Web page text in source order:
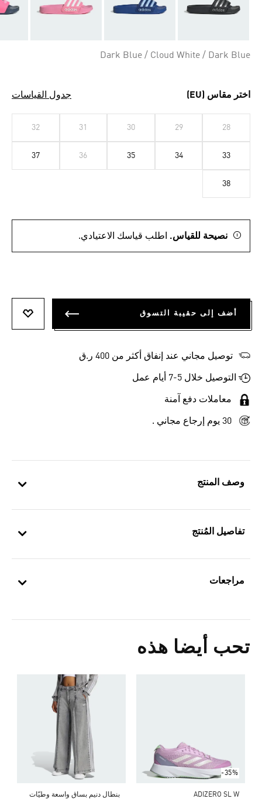
وصف المنتج
تفاصيل المُنتج
مراجعات
تحب أيضا هذه
-35%
ADIZERO SL W
بنطال دنيم بساق واسعة وطيّات
Dark Blue / Cloud White / Dark Blue
اختر مقاس (EU) جدول القياسات
28
29
30
31
32
33
34
35
36
37
38
نصيحة للقياس. اطلب قياسك الاعتيادي.
أضف إلى حقيبة التسوق
توصيل مجاني عند إنفاق أكثر من 400 ر.ق
التوصيل خلال 5-7 أيام عمل
معاملات دفع آمنة